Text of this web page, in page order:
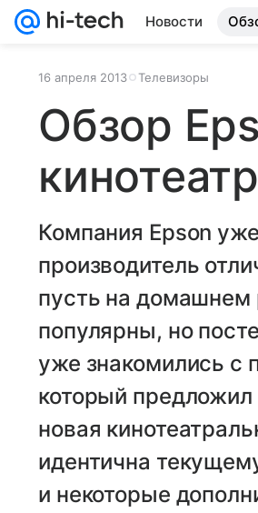
Новости
16 апреля 2013 Телевизоры
Обзор
Компания Epson
производитель
пусть на домашнем
популярны, но
уже знакомились с
который
новая
идентична
и некоторые